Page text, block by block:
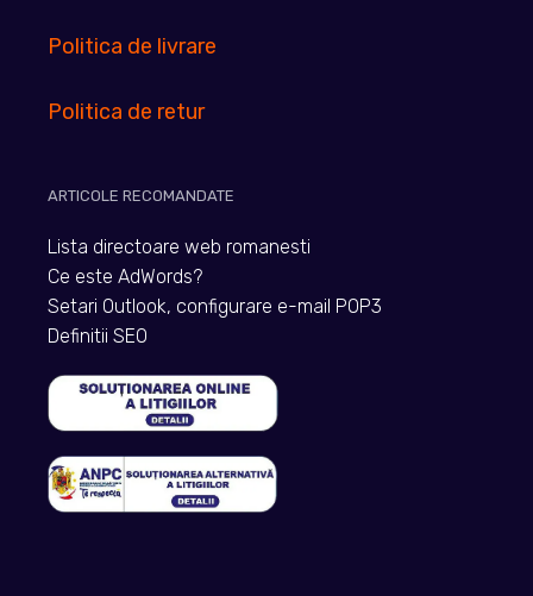
Politica de livrare
Politica de retur
ARTICOLE RECOMANDATE
Lista directoare web romanesti
Ce este AdWords?
Setari Outlook, configurare e-mail POP3
Definitii SEO